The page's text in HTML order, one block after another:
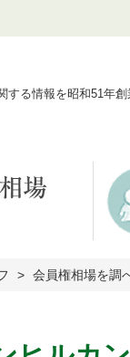
る情報を昭和51年創
会員権相場を調